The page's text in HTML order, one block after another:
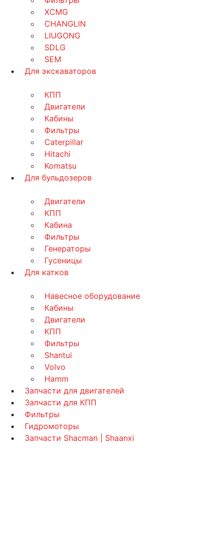
XCMG
CHANGLIN
LIUGONG
SDLG
SEM
Для экскаваторов
КПП
Двигатели
Кабины
Фильтры
Caterpillar
Hitachi
Komatsu
Для бульдозеров
Двигатели
КПП
Кабина
Фильтры
Генераторы
Гусеницы
Для катков
Навесное оборудование
Кабины
Двигатели
КПП
Фильтры
Shantui
Volvo
Hamm
Запчасти для двигателей
Запчасти для КПП
Фильтры
Гидромоторы
Запчасти Shacman | Shaanxi